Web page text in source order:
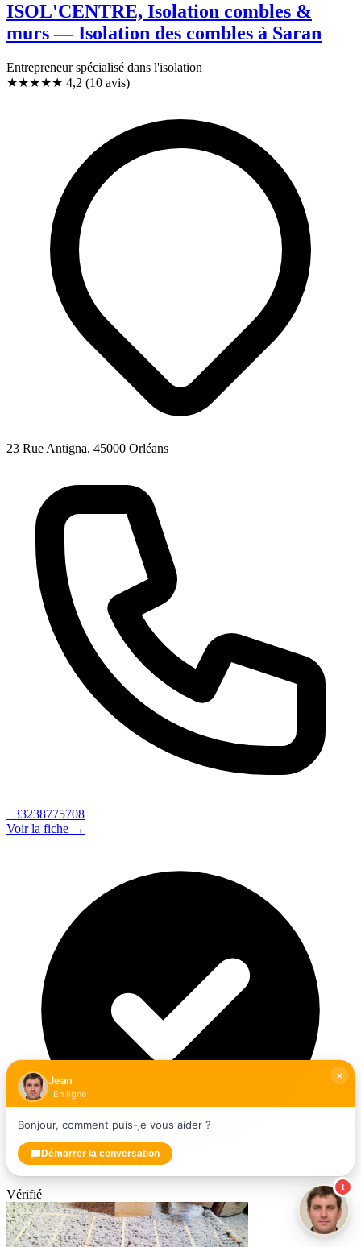
ISOL'CENTRE, Isolation combles &
murs — Isolation des combles à Saran
Entrepreneur spécialisé dans l'isolation
★★★★★ 4,2 (10 avis)
23 Rue Antigna, 45000 Orléans
+33238775708
Voir la fiche →
Vérifié
1
Jean
En ligne
Bonjour, comment puis-je vous aider ?
Démarrer la conversation